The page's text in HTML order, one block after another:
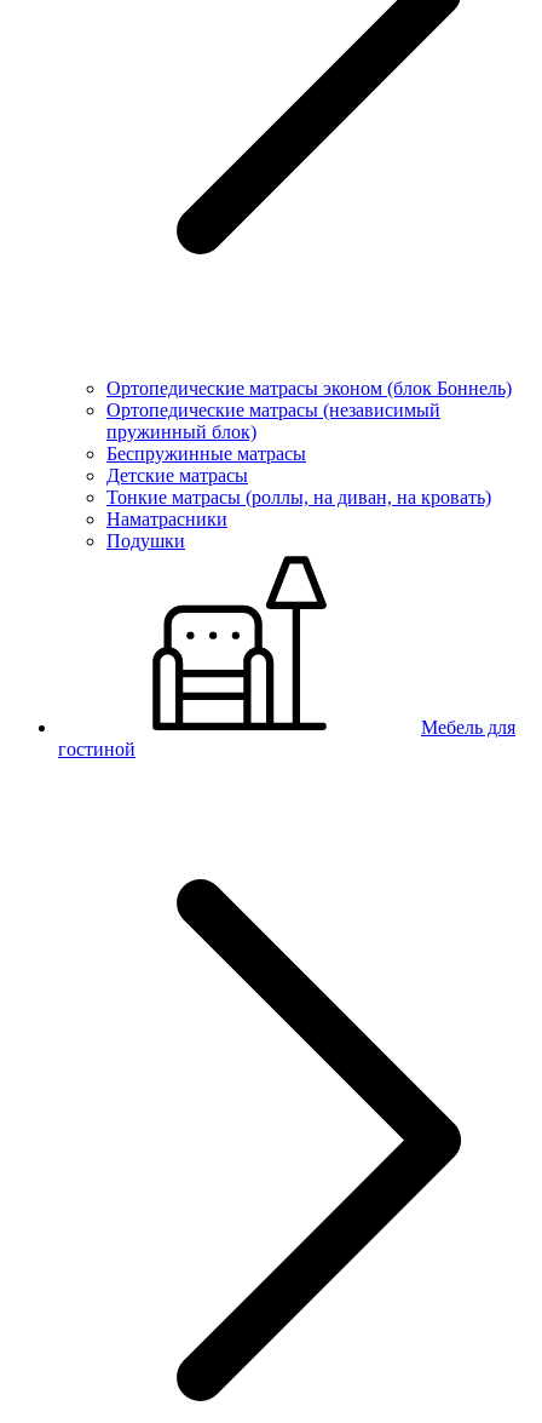
Ортопедические матрасы эконом (блок Боннель)
Ортопедические матрасы (независимый
пружинный блок)
Беcпружинные матрасы
Детские матрасы
Тонкие матрасы (роллы, на диван, на кровать)
Наматрасники
Подушки
Мебель для
гостиной